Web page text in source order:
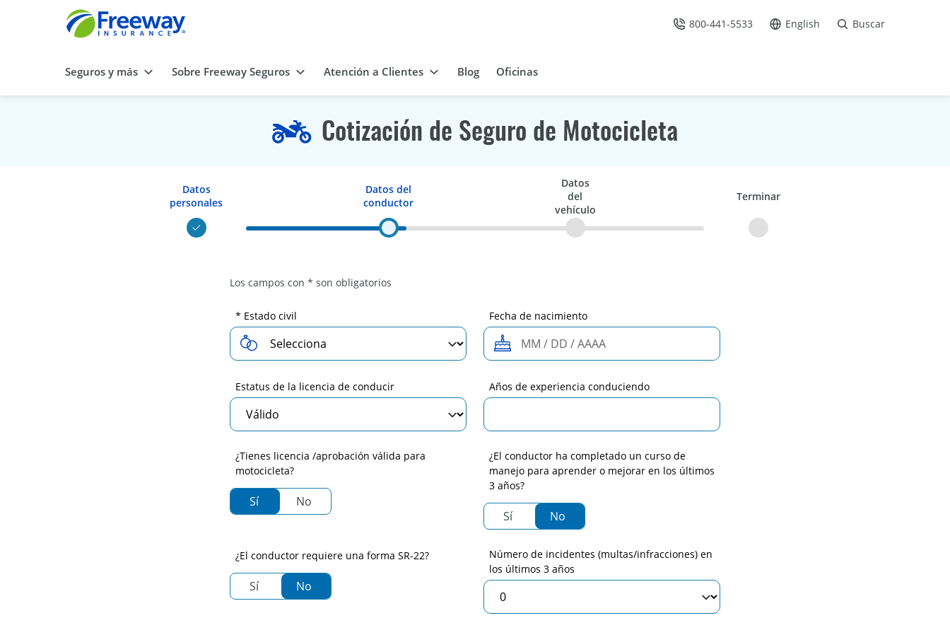
Llámenos
800-441-5533 Ir al sitio en Español /
English Buscar
Seguros y más Sobre Freeway Seguros Atención a Clientes Blog Oficinas
Cotización de Seguro de Motocicleta
Datos
personales
Datos del
conductor
Datos
del
vehículo
Terminar
Los campos con * son obligatorios
* Estado civil Fecha de nacimiento
Estatus de la licencia de conducir Años de experiencia conduciendo
¿Tienes licencia /aprobación válida para
motocicleta?
SíTengo licencia/aprobación válida para motocicleta
NoNo tengo licencia/aprobación válida para motocicleta
¿El conductor ha completado un curso de
manejo para aprender o mejorar en los últimos
3 años?
SíHe completado algún curso de manejo para aprender o mejorar en los últimos 3
NoNo he completado ningún curso de manejo para aprender o mejorar en
¿El conductor requiere una forma SR-22?
SíNecesito una forma SR-22
NoNo requiero una forma SR-22
Número de incidentes (multas/infracciones) en
los últimos 3 años